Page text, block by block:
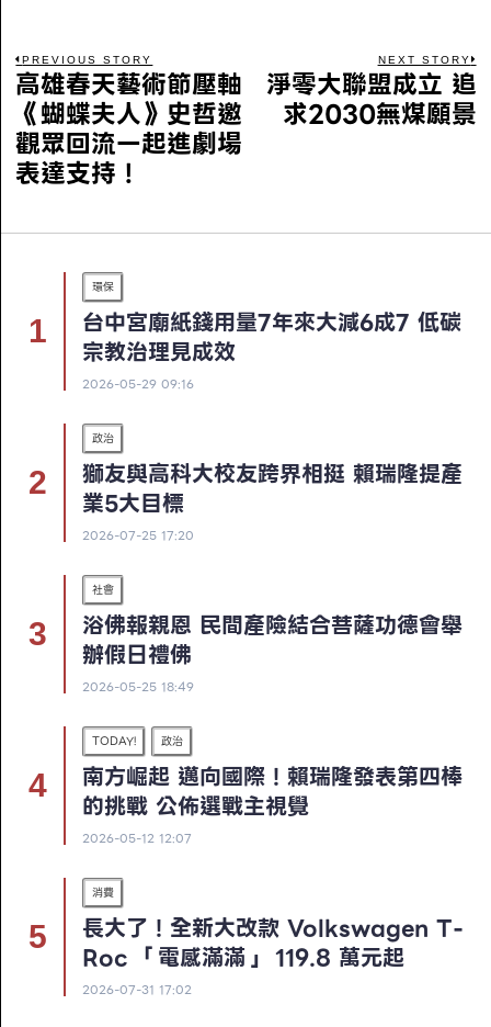
PREVIOUS STORY
高雄春天藝術節壓軸
《蝴蝶夫人》史哲邀
觀眾回流一起進劇場
表達支持！
NEXT STORY
淨零大聯盟成立 追
求2030無煤願景
環保
台中宮廟紙錢用量7年來大減6成7 低碳
宗教治理見成效
2026-05-29 09:16
政治
獅友與高科大校友跨界相挺 賴瑞隆提產
業5大目標
2026-07-25 17:20
社會
浴佛報親恩 民間產險結合菩薩功德會舉
辦假日禮佛
2026-05-25 18:49
TODAY! 政治
南方崛起 邁向國際！賴瑞隆發表第四棒
的挑戰 公佈選戰主視覺
2026-05-12 12:07
消費
長大了！全新大改款 Volkswagen T-
Roc 「電感滿滿」 119.8 萬元起
2026-07-31 17:02